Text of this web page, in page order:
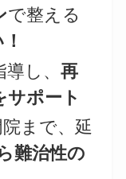
で整える
し、 再
サポート
まで、延
難治性の